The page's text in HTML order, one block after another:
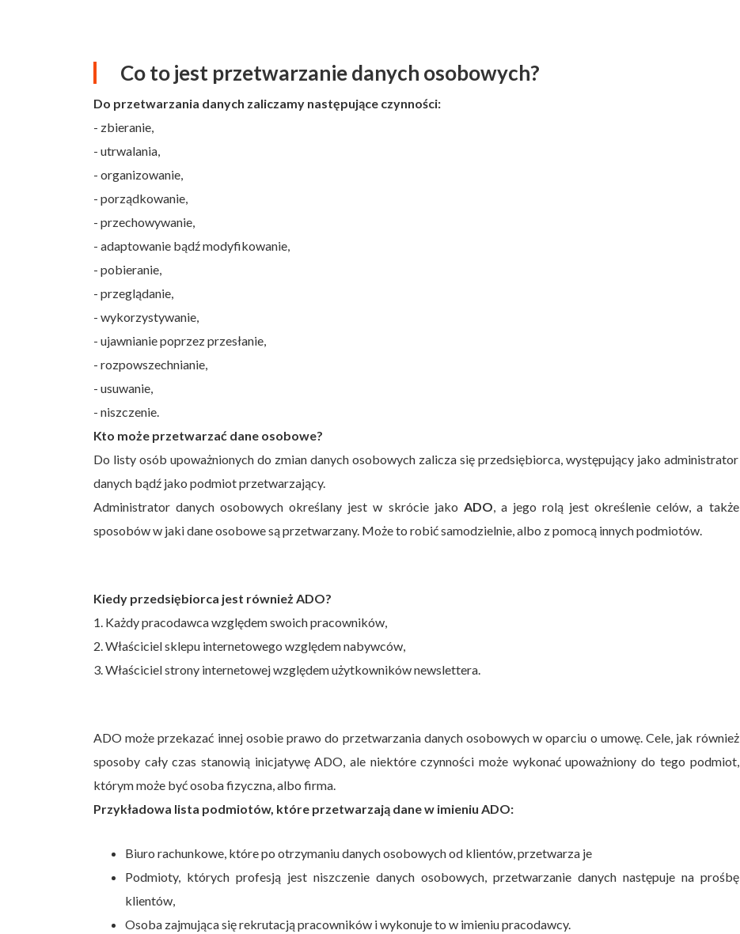
Co to jest przetwarzanie danych osobowych?
Do przetwarzania danych zaliczamy następujące czynności:
- zbieranie,
- utrwalania,
- organizowanie,
- porządkowanie,
- przechowywanie,
- adaptowanie bądź modyfikowanie,
- pobieranie,
- przeglądanie,
- wykorzystywanie,
- ujawnianie poprzez przesłanie,
- rozpowszechnianie,
- usuwanie,
- niszczenie.
Kto może przetwarzać dane osobowe?
Do listy osób upoważnionych do zmian danych osobowych zalicza się przedsiębiorca, występujący jako administrator
danych bądź jako podmiot przetwarzający.
Administrator danych osobowych określany jest w skrócie jako ADO, a jego rolą jest określenie celów, a także
sposobów w jaki dane osobowe są przetwarzany. Może to robić samodzielnie, albo z pomocą innych podmiotów.
Kiedy przedsiębiorca jest również ADO?
1. Każdy pracodawca względem swoich pracowników,
2. Właściciel sklepu internetowego względem nabywców,
3. Właściciel strony internetowej względem użytkowników newslettera.
ADO może przekazać innej osobie prawo do przetwarzania danych osobowych w oparciu o umowę. Cele, jak również
sposoby cały czas stanowią inicjatywę ADO, ale niektóre czynności może wykonać upoważniony do tego podmiot,
którym może być osoba fizyczna, albo firma.
Przykładowa lista podmiotów, które przetwarzają dane w imieniu ADO:
Biuro rachunkowe, które po otrzymaniu danych osobowych od klientów, przetwarza je
Podmioty, których profesją jest niszczenie danych osobowych, przetwarzanie danych następuje na prośbę
klientów,
Osoba zajmująca się rekrutacją pracowników i wykonuje to w imieniu pracodawcy.